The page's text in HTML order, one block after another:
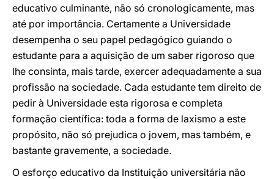
educativo culminante, não só cronologicamente, mas
até por importância. Certamente a Universidade
desempenha o seu papel pedagógico guiando o
estudante para a aquisição de um saber rigoroso que
lhe consinta, mais tarde, exercer adequadamente a sua
profissão na sociedade. Cada estudante tem direito de
pedir à Universidade esta rigorosa e completa
formação científica: toda a forma de laxismo a este
propósito, não só prejudica o jovem, mas também, e
bastante gravemente, a sociedade.
O esforço educativo da Instituição universitária não